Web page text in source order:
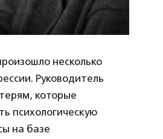
несколько
Руководитель
которые
психологическую
на базе